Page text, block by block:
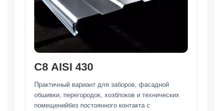
С8 AISI 430
Практичный вариант для заборов, фасадной
обшивки, перегородок, хозблоков и технических
помещенийбез постоянного контакта с